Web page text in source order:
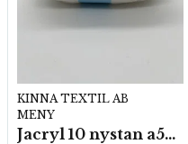
KINNA TEXTIL AB
MENY
Jacryl 10 nystan a50g./fp.